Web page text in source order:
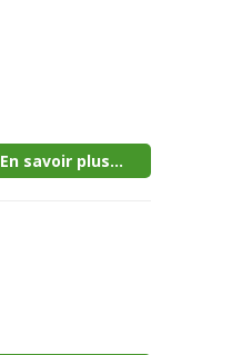
En savoir plus...